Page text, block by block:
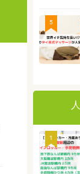
5
1